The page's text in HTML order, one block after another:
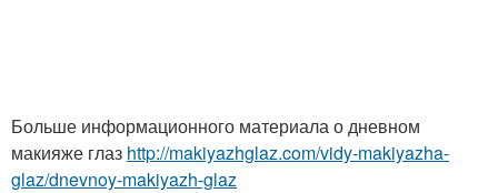
Больше информационного материала о дневном
макияже глаз http://makiyazhglaz.com/vidy-makiyazha-
glaz/dnevnoy-makiyazh-glaz